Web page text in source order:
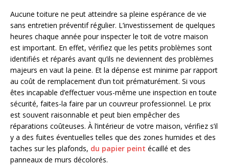
Aucune toiture ne peut atteindre sa pleine espérance de vie
sans entretien préventif régulier. L’investissement de quelques
heures chaque année pour inspecter le toit de votre maison
est important. En effet, vérifiez que les petits problèmes sont
identifiés et réparés avant qu’ils ne deviennent des problèmes
majeurs en vaut la peine. Et la dépense est minime par rapport
au coût de remplacement d’un toit prématurément. Si vous
êtes incapable d’effectuer vous-même une inspection en toute
sécurité, faites-la faire par un couvreur professionnel. Le prix
est souvent raisonnable et peut bien empêcher des
réparations coûteuses. À l’intérieur de votre maison, vérifiez s’il
y a des fuites éventuelles telles que des zones humides et des
taches sur les plafonds, du papier peint écaillé et des
panneaux de murs décolorés.